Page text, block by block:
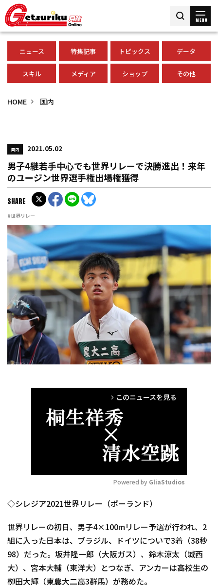
MENU
ニュース 特集記事 トピックス データ
スキル メディア ショップ その他
HOME 国内
国内 2021.05.02
男子4継若手中心でも世界リレーで決勝進出！来年
のユージン世界選手権出場権獲得
#世界リレー
SHARE
arrow_forward_ios このニュースを見る
Powered by GliaStudios
◇シレジア2021世界リレー（ポーランド）
世界リレーの初日、男子4×100mリレー予選が行われ、2
組に入った日本は、ブラジル、ドイツについで3着（38秒
98）だった。坂井隆一郎（大阪ガス）、鈴木涼太（城西
大）、宮本大輔（東洋大）とつなぎ、アンカーは高校生の
栁田大輝（東農大二高3群馬）が務めた。